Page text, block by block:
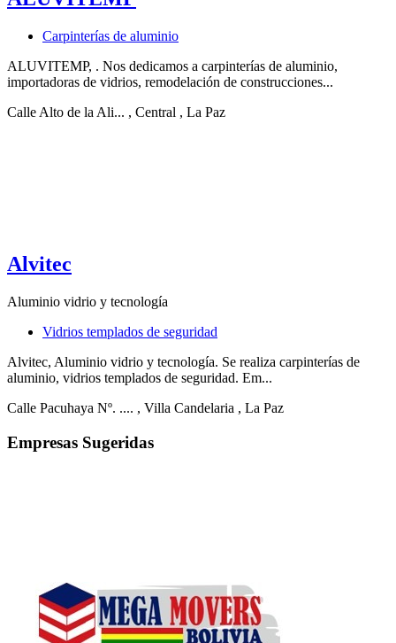
Carpinterías de aluminio
ALUVITEMP, . Nos dedicamos a carpinterías de aluminio,
importadoras de vidrios, remodelación de construcciones...
Calle Alto de la Ali... , Central , La Paz
Alvitec
Aluminio vidrio y tecnología
Vidrios templados de seguridad
Alvitec, Aluminio vidrio y tecnología. Se realiza carpinterías de
aluminio, vidrios templados de seguridad. Em...
Calle Pacuhaya Nº. .... , Villa Candelaria , La Paz
Empresas Sugeridas